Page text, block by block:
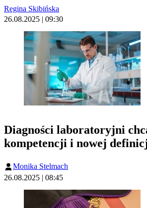
Regina Skibińska
26.08.2025 | 09:30
Diagności laboratoryjni
kompetencji i nowej
Monika Stelmach
26.08.2025 | 08:45